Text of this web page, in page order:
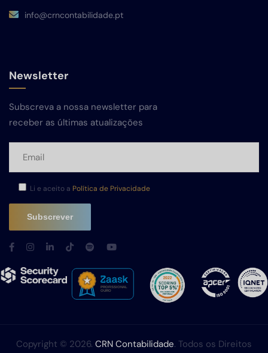
info@crncontabilidade.pt
Newsletter
Subscreva a nossa newsletter para
receber as últimas atualizações
Li e aceito a Política de Privacidade
Copyright © 2026. CRN Contabilidade. Todos os Direitos